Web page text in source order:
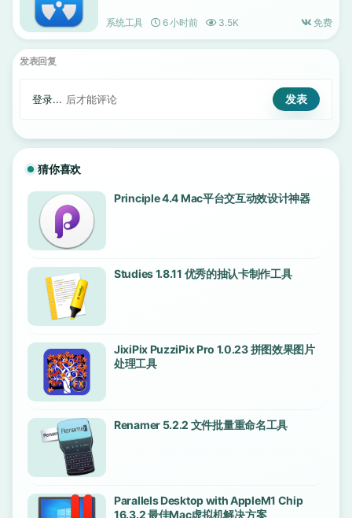
系统工具 6 小时前 3.5K 免费
发表回复
登录... 后才能评论
猜你喜欢
Principle 4.4 Mac平台交互动效设计神器
Studies 1.8.11 优秀的抽认卡制作工具
JixiPix PuzziPix Pro 1.0.23 拼图效果图片
处理工具
Renamer 5.2.2 文件批量重命名工具
Parallels Desktop with AppleM1 Сhip
16.3.2 最佳Mac虚拟机解决方案